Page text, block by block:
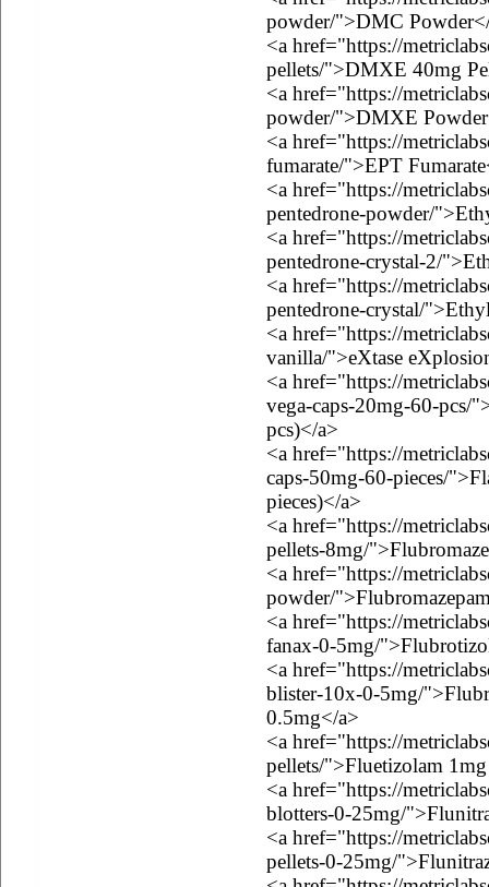
powder/">DMC
<a href="https://
pellets/">DMXE 40mg
<a href="https://
powder/">DMXE
<a href="https://
fumarate/">EPT
<a href="https://
pentedrone-powder/
<a href="https://
pentedrone-crystal-2/
<a href="https://
pentedrone-crystal/
<a href="https://
vanilla/">eXtase
<a href="https://
vega-caps-20mg-60-pcs/
pcs)</a>
<a href="https://
caps-50mg-60-pieces/
pieces)</a>
<a href="https://
pellets-8mg/
<a href="https://
powder/
<a href="https://
fanax-0-5mg/
<a href="https://
blister-10x-0-5mg/
0.5mg</a>
<a href="https://
pellets/">Fluetizolam
<a href="https://
blotters-0-25mg/
<a href="https://
pellets-0-25mg/